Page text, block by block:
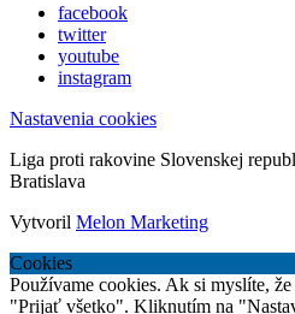
facebook
twitter
youtube
instagram
Nastavenia cookies
Liga proti rakovine Slovenskej
Bratislava
Vytvoril Melon Marketing
Cookies
Používame cookies. Ak si myslíte,
"Prijať všetko". Kliknutím na